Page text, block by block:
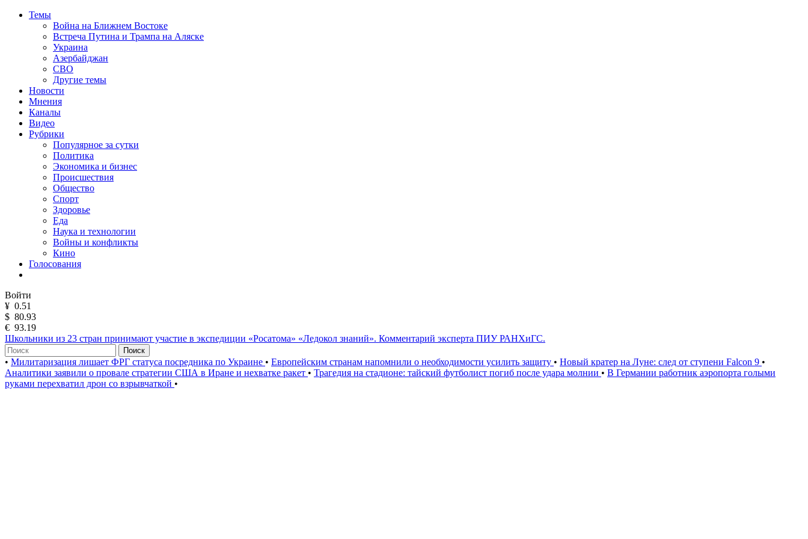
Темы
Война на Ближнем Востоке
Встреча Путина и Трампа на Аляске
Украина
Азербайджан
СВО
Другие темы
Новости
Мнения
Каналы
Видео
Рубрики
Популярное за сутки
Политика
Экономика и бизнес
Происшествия
Общество
Спорт
Здоровье
Еда
Наука и технологии
Войны и конфликты
Кино
Голосования
Войти
¥ 0.51
$ 80.93
€ 93.19
Школьники из 23 стран принимают участие в экспедиции «Росатома» «Ледокол знаний». Комментарий эксперта ПИУ РАНХиГС.
Поиск
• Милитаризация лишает ФРГ статуса посредника по Украине • Европейским странам напомнили о необходимости усилить защиту • Новый кратер на Луне: след от ступени Falcon 9 •
Аналитики заявили о провале стратегии США в Иране и нехватке ракет • Трагедия на стадионе: тайский футболист погиб после удара молнии • В Германии работник аэропорта голыми
руками перехватил дрон со взрывчаткой •